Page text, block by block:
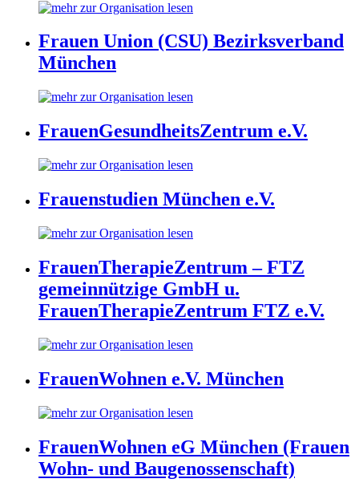
Frauen Union (CSU) Bezirksverband
München
FrauenGesundheitsZentrum e.V.
Frauenstudien München e.V.
FrauenTherapieZentrum – FTZ
gemeinnützige GmbH u.
FrauenTherapieZentrum FTZ e.V.
FrauenWohnen e.V. München
FrauenWohnen eG München (Frauen
Wohn- und Baugenossenschaft)